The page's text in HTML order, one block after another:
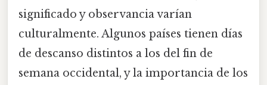
significado y observancia varían
culturalmente. Algunos países tienen días
de descanso distintos a los del fin de
semana occidental, y la importancia de los